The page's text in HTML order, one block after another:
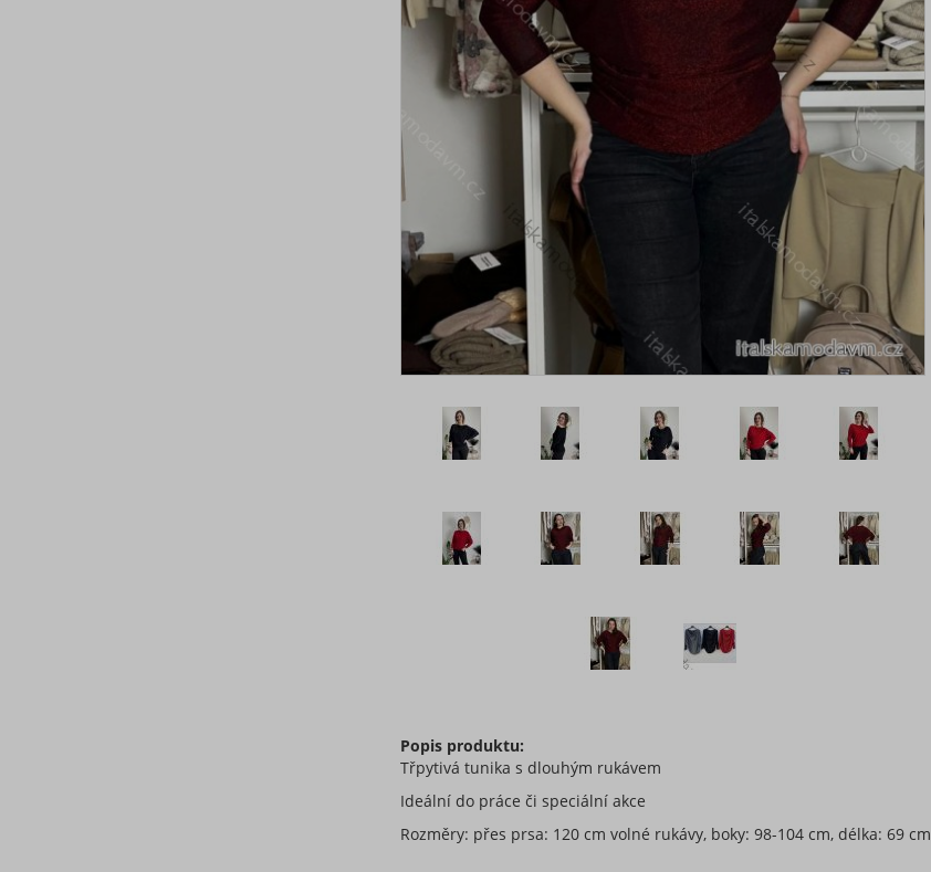
Popis produktu:
Třpytivá tunika s dlouhým rukávem
Ideální do práce či speciální akce
Rozměry: přes prsa: 120 cm volné rukávy, boky: 98-104 cm, délka: 69 cm